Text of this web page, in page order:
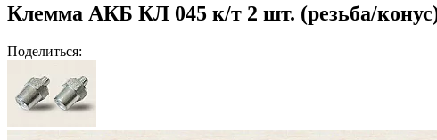
Клемма АКБ КЛ 045 к/т 2 шт. (резьба/
Поделиться: